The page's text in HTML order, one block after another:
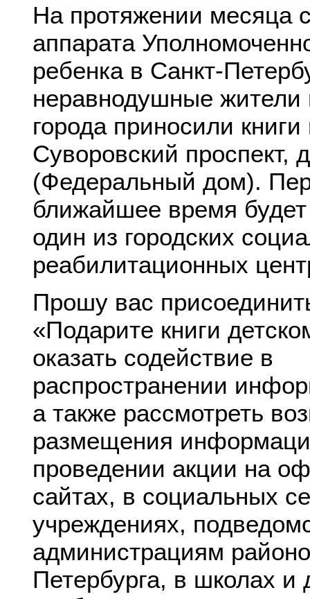
На протяжении месяца
аппарата
ребенка в Санкт-
неравнодушные жители
города приносили книги
Суворовский проспект,
(Федеральный дом).
ближайшее время
один из городских
реабилитационных
Прошу вас
«Подарите книги
оказать содействие в
распространении
а также рассмотреть
размещения
проведении акции на
сайтах, в социальных
учреждениях,
администрациям
Петербурга, в школах и